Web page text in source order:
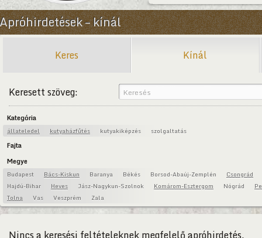
Apróhirdetések – kínál
Keres Kínál
Keresett szöveg:
Kategória
állateledel kutyaházfűtés kutyakiképzés szolgaltatás
Fajta
Megye
Budapest Bács-Kiskun Baranya Békés Borsod-Abaúj-Zemplén
Csongrád
Hajdú-Bihar
Heves Jász-Nagykun-Szolnok Komárom-Esztergom Nógrád
Tolna
Vas Veszprém Zala